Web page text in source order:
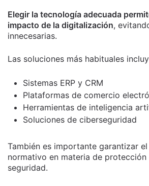
Elegir la tecnología adecuada
impacto de la digitalización,
innecesarias.
Las soluciones más habituales
Sistemas ERP y CRM
Plataformas de comercio
Herramientas de inteligencia
Soluciones de ciberseguridad
También es importante garantizar
normativo en materia de
seguridad.